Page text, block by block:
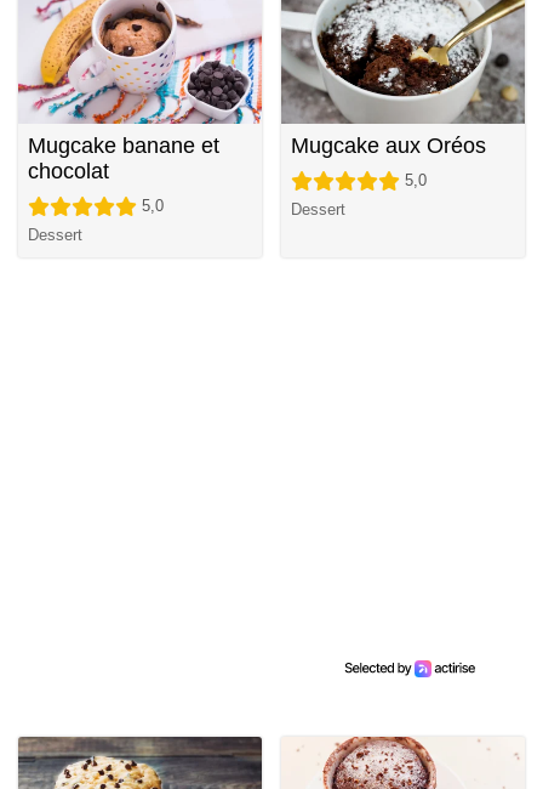
Mugcake banane et
chocolat
5,0
Dessert
Mugcake aux Oréos
5,0
Dessert